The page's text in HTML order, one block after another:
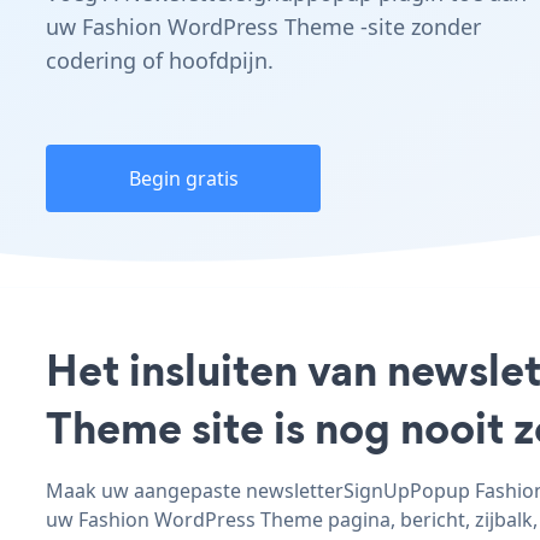
uw Fashion WordPress Theme -site zonder
codering of hoofdpijn.
Begin gratis
Het insluiten van
Theme site is nog nooit
Maak uw aangepaste newsletterSignUpPopup
uw Fashion WordPress Theme pagina, bericht,